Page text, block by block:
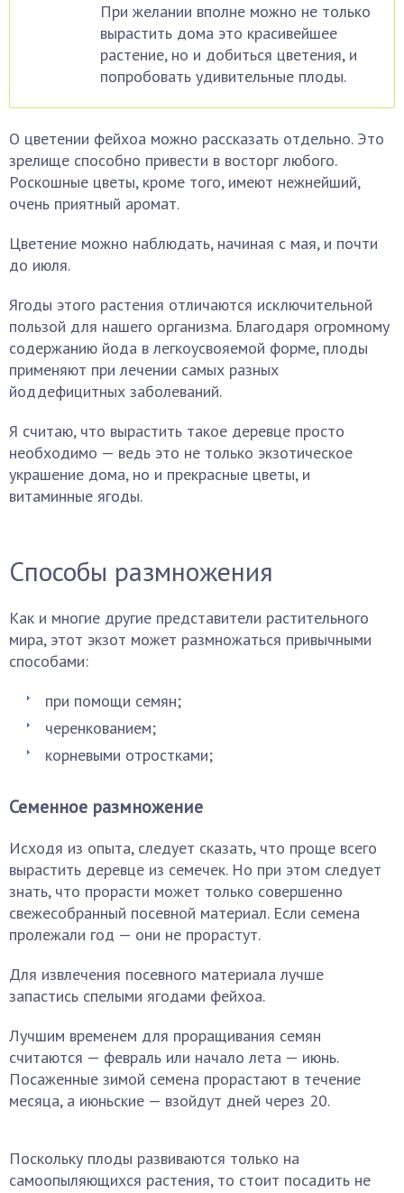
При желании вполне можно не только
вырастить дома это красивейшее
растение, но и добиться цветения, и
попробовать удивительные плоды.
О цветении фейхоа можно рассказать отдельно. Это
зрелище способно привести в восторг любого.
Роскошные цветы, кроме того, имеют нежнейший,
очень приятный аромат.
Цветение можно наблюдать, начиная с мая, и почти
до июля.
Ягоды этого растения отличаются исключительной
пользой для нашего организма. Благодаря огромному
содержанию йода в легкоусвояемой форме, плоды
применяют при лечении самых разных
йоддефицитных заболеваний.
Я считаю, что вырастить такое деревце просто
необходимо — ведь это не только экзотическое
украшение дома, но и прекрасные цветы, и
витаминные ягоды.
Способы размножения
Как и многие другие представители растительного
мира, этот экзот может размножаться привычными
способами:
при помощи семян;
черенкованием;
корневыми отростками;
Семенное размножение
Исходя из опыта, следует сказать, что проще всего
вырастить деревце из семечек. Но при этом следует
знать, что прорасти может только совершенно
свежесобранный посевной материал. Если семена
пролежали год — они не прорастут.
Для извлечения посевного материала лучше
запастись спелыми ягодами фейхоа.
Лучшим временем для проращивания семян
считаются — февраль или начало лета — июнь.
Посаженные зимой семена прорастают в течение
месяца, а июньские — взойдут дней через 20.
Поскольку плоды развиваются только на
самоопыляющихся растения, то стоит посадить не